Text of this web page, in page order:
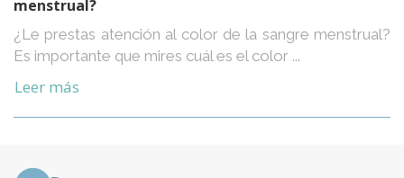
menstrual?
¿Le prestas atención al color de la sangre menstrual?
Es importante que mires cuál es el color ...
Leer más